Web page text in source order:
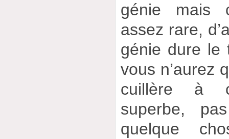
génie mais
assez rare,
génie dure le
vous n’aurez
cuillère à
superbe,
quelque